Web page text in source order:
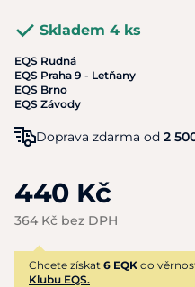
Skladem 4 ks
EQS Rudná
EQS Praha 9 - Letňany
EQS Brno
EQS Závody
Doprava zdarma od 2
440 Kč
364 Kč bez DPH
Chcete získat 6 EQK do
Klubu EQS.